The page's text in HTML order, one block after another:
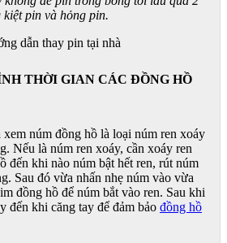
pin và hỏng pin.
THỜI GIAN CÁC ĐỒNG HỒ
núm đồng hồ là loại núm ren xoáy
Nếu là núm ren xoáy, cần xoáy ren
đến khi nào núm bật hết ren, rút núm
Sau đó vừa nhấn nhẹ núm vào vừa
đồng hồ để núm bắt vào ren. Sau khi
đến khi căng tay để đảm bảo đồng hồ